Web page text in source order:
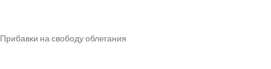
Прибавки на свободу облегания